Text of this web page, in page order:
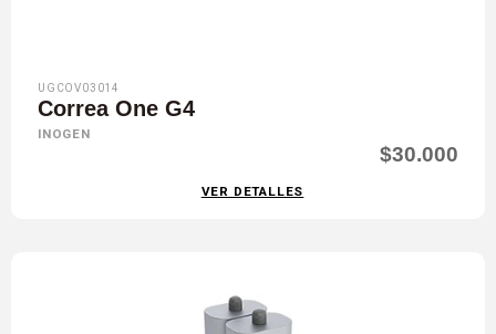
UGCOV03014
Correa One G4
INOGEN
$30.000
VER DETALLES